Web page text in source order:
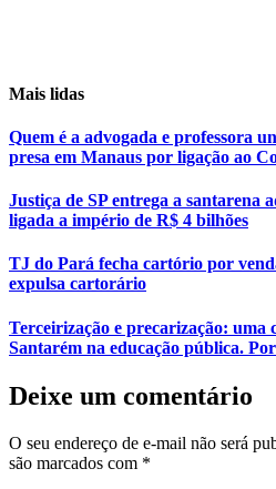
Mais lidas
Quem é a advogada e professora
presa em Manaus por ligação ao
Justiça de SP entrega a santarena
ligada a império de R$ 4 bilhões
TJ do Pará fecha cartório por
expulsa cartorário
Terceirização e precarização: uma
Santarém na educação pública.
Deixe um comentário
O seu endereço de e-mail não será
são marcados com *